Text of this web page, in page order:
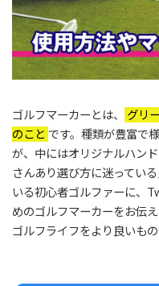
ゴルフマーカーとは、
グリ
のこと です。種類が豊富で
が、中にはオリジナルハン
さんあり選び方に迷ってい
いる初心者ゴルファーに、
めのゴルフマーカーをお伝
ゴルフライフをより良いもの